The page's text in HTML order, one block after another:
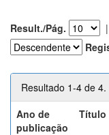
Result./Pág. |
Resultado 1-4 de 4.
Ano de
publicação
Título